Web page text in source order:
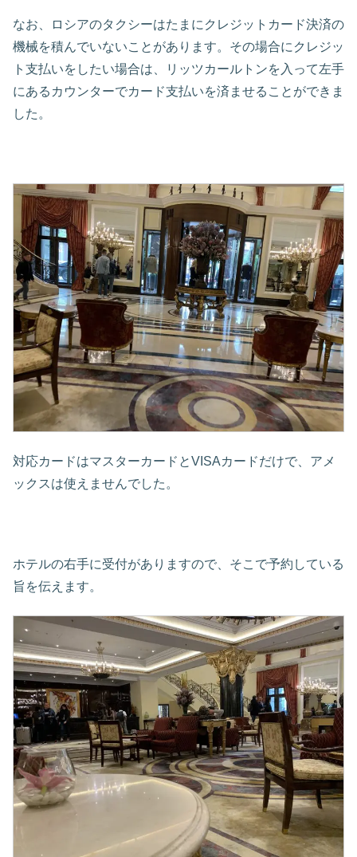
なお、ロシアのタクシーはたまにクレジットカード決済の
機械を積んでいないことがあります。その場合にクレジッ
ト支払いをしたい場合は、リッツカールトンを入って左手
にあるカウンターでカード支払いを済ませることができま
した。
対応カードはマスターカードとVISAカードだけで、アメ
ックスは使えませんでした。
ホテルの右手に受付がありますので、そこで予約している
旨を伝えます。